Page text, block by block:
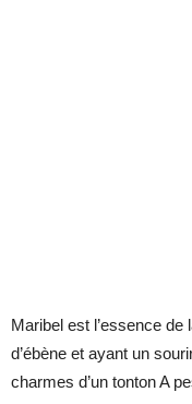
Maribel est l’essence de
d’ébène et ayant un
charmes d’un tonton A